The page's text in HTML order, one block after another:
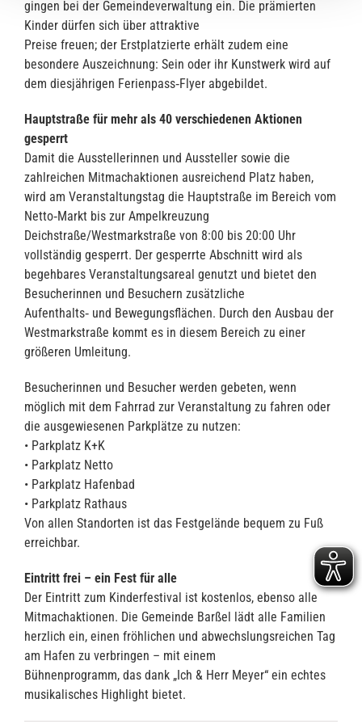
gingen bei der Gemeindeverwaltung ein. Die prämierten
Kinder dürfen sich über attraktive
Preise freuen; der Erstplatzierte erhält zudem eine
besondere Auszeichnung: Sein oder ihr Kunstwerk wird auf
dem diesjährigen Ferienpass‑Flyer abgebildet.
Hauptstraße für mehr als 40 verschiedenen Aktionen
gesperrt
Damit die Ausstellerinnen und Aussteller sowie die
zahlreichen Mitmachaktionen ausreichend Platz haben,
wird am Veranstaltungstag die Hauptstraße im Bereich vom
Netto‑Markt bis zur Ampelkreuzung
Deichstraße/Westmarkstraße von 8:00 bis 20:00 Uhr
vollständig gesperrt. Der gesperrte Abschnitt wird als
begehbares Veranstaltungsareal genutzt und bietet den
Besucherinnen und Besuchern zusätzliche
Aufenthalts‑ und Bewegungsflächen. Durch den Ausbau der
Westmarkstraße kommt es in diesem Bereich zu einer
größeren Umleitung.
Besucherinnen und Besucher werden gebeten, wenn
möglich mit dem Fahrrad zur Veranstaltung zu fahren oder
die ausgewiesenen Parkplätze zu nutzen:
• Parkplatz K+K
• Parkplatz Netto
• Parkplatz Hafenbad
• Parkplatz Rathaus
Von allen Standorten ist das Festgelände bequem zu Fuß
erreichbar.
Eintritt frei – ein Fest für alle
Der Eintritt zum Kinderfestival ist kostenlos, ebenso alle
Mitmachaktionen. Die Gemeinde Barßel lädt alle Familien
herzlich ein, einen fröhlichen und abwechslungsreichen Tag
am Hafen zu verbringen – mit einem
Bühnenprogramm, das dank „Ich & Herr Meyer“ ein echtes
musikalisches Highlight bietet.